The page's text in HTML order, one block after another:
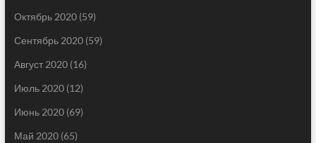
Октябрь 2020(59)
Сентябрь 2020(59)
Август 2020(16)
Июль 2020(12)
Июнь 2020(69)
Май 2020(65)